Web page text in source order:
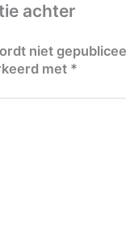
achter
niet
met *